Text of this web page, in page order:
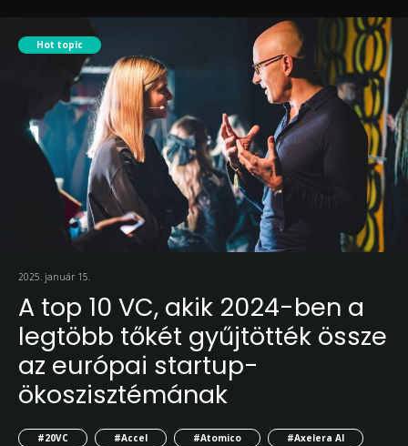
Hot topic
2025. január 15.
A top 10 VC, akik 2024-ben a
legtöbb tőkét gyűjtötték össze
az európai startup-
ökoszisztémának
#20VC #Accel #Atomico
#Axelera AI